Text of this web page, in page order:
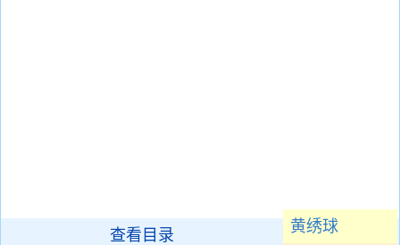
黄绣球
查看目录